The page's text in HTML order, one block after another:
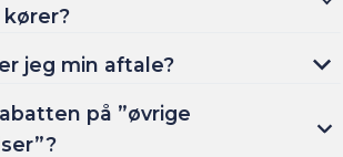
jeg min aftale?
på ”øvrige